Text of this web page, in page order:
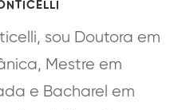
sou Doutora em
Mestre em
e Bacharel em